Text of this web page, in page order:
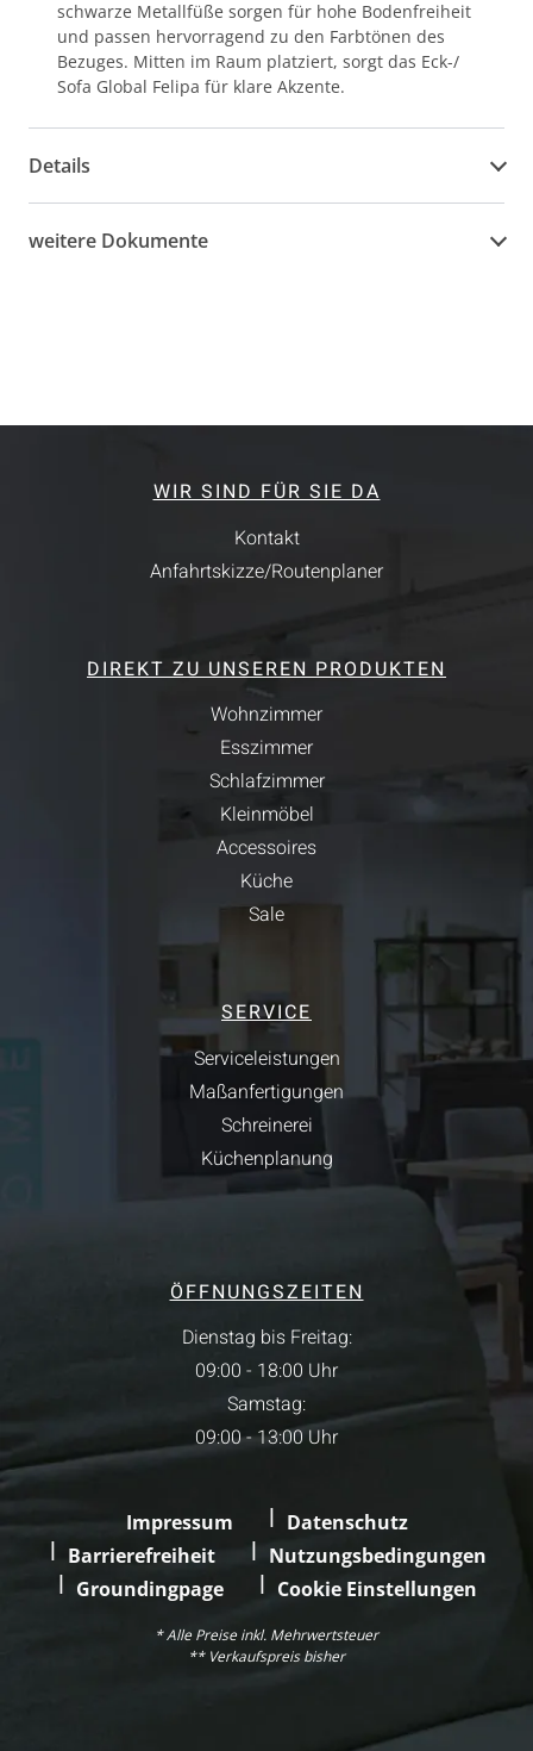
schwarze Metallfüße sorgen für hohe Bodenfreiheit
und passen hervorragend zu den Farbtönen des
Bezuges. Mitten im Raum platziert, sorgt das Eck-/
Sofa Global Felipa für klare Akzente.
Details
weitere Dokumente
WIR SIND FÜR SIE DA
Kontakt
Anfahrtskizze/Routenplaner
DIREKT ZU UNSEREN PRODUKTEN
Wohnzimmer
Esszimmer
Schlafzimmer
Kleinmöbel
Accessoires
Küche
Sale
SERVICE
Serviceleistungen
Maßanfertigungen
Schreinerei
Küchenplanung
ÖFFNUNGSZEITEN
Dienstag bis Freitag:
09:00 - 18:00 Uhr
Samstag:
09:00 - 13:00 Uhr
Impressum
Datenschutz
Barrierefreiheit
Nutzungsbedingungen
Groundingpage
Cookie Einstellungen
* Alle Preise inkl. Mehrwertsteuer
** Verkaufspreis bisher